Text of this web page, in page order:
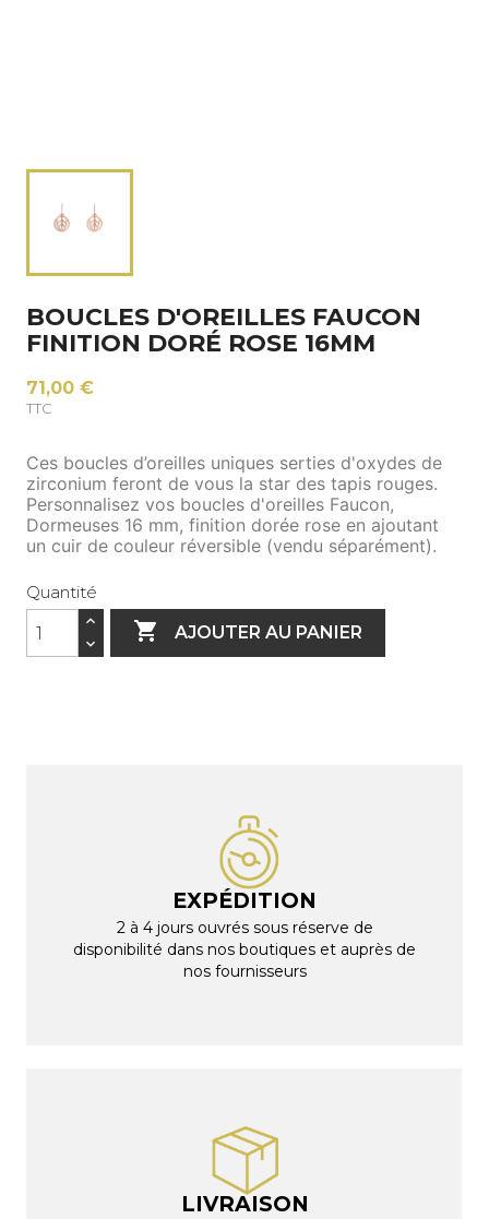
BOUCLES D'OREILLES FAUCON
FINITION DORÉ ROSE 16MM
71,00 €
TTC
Ces boucles d’oreilles uniques serties d'oxydes de
zirconium feront de vous la star des tapis rouges.
Personnalisez vos boucles d'oreilles Faucon,
Dormeuses 16 mm, finition dorée rose en ajoutant
un cuir de couleur réversible (vendu séparément).
Quantité
 AJOUTER AU PANIER
EXPÉDITION
2 à 4 jours ouvrés sous réserve de
disponibilité dans nos boutiques et auprès de
nos fournisseurs
LIVRAISON